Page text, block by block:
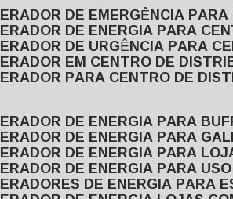
GERADOR DE EMERGÊNCIA
GERADOR DE ENERGIA PARA
GERADOR DE URGÊNCIA PARA
GERADOR EM CENTRO DE
GERADOR PARA CENTRO DE
GERADOR DE ENERGIA PARA
GERADOR DE ENERGIA PARA
GERADOR DE ENERGIA PARA
GERADOR DE ENERGIA PARA
GERADORES DE ENERGIA PARA